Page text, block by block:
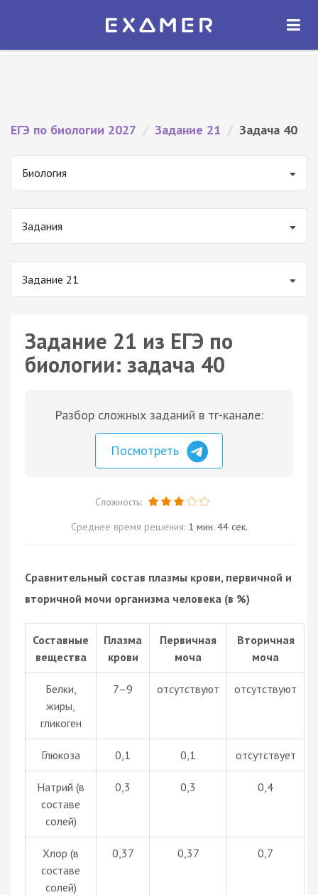
Экзамер — ЕГЭ 2027
ОТКРЫТЬ
ЕГЭ по биологии 2027 / Задание 21 / Задача 40
Биология
Задания
Задание 21
Задание 21 из ЕГЭ по
биологии: задача 40
Разбор сложных заданий в тг-канале:
Посмотреть
Сложность:
Среднее время решения: 1 мин. 44 сек.
Сравнительный состав плазмы крови, первичной и
вторичной мочи организма человека (в %)
Составные
вещества
Плазма
крови
Первичная
моча
Вторичная
моча
Белки,
жиры,
гликоген
7–9 отсутствуют отсутствуют
Глюкоза 0,1 0,1 отсутствует
Натрий (в
составе
солей)
0,3 0,3 0,4
Хлор (в
составе
солей)
0,37 0,37 0,7